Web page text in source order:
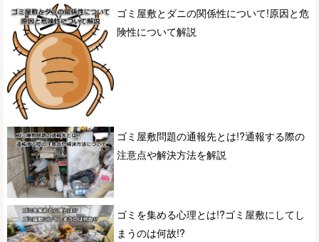
ゴミ屋敷とダニの関係性について!原因と危
険性について解説
ゴミ屋敷問題の通報先とは!?通報する際の
注意点や解決方法を解説
ゴミを集める心理とは!?ゴミ屋敷にしてし
まうのは何故!?